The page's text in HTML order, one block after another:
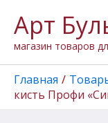
содержимому
Арт
магазин товаров
Главная
кисть Профи
товара
кисть
Профи
"Синтетика"
плоская
длинная
№06